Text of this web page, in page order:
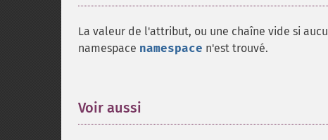
La valeur de l'attribut, ou une chaîne vide si
namespace namespace n'est trouvé.
Voir aussi